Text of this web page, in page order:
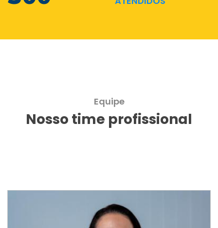
Equipe
Nosso time profissional